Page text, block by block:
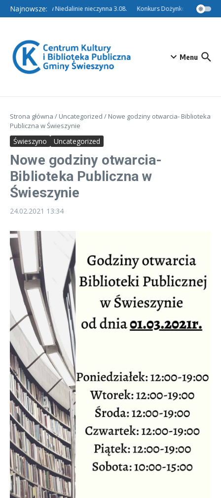
Przejdź do treści
Najnowsze:Filia w Niedalinie nieczynna 3.08. Konkurs Dożynkowy –
Menu
Strona główna / Uncategorized / Nowe godziny otwarcia- Biblioteka
Publiczna w Świeszynie
Świeszyno Uncategorized
Nowe godziny otwarcia-
Biblioteka Publiczna w
Świeszynie
24.02.2021 13:34